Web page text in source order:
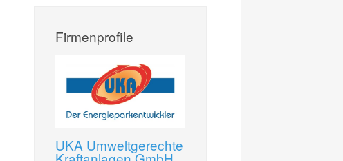
Firmenprofile
UKA Umweltgerechte